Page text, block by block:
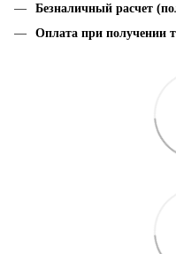
Безналичный расчет
Оплата при получении